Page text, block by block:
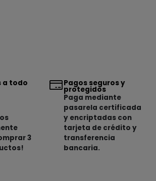
a todo
3
Pagos seguros y
protegidos
Paga mediante
pasarela certificada
y encriptadas con
tarjeta de crédito y
transferencia
bancaria.